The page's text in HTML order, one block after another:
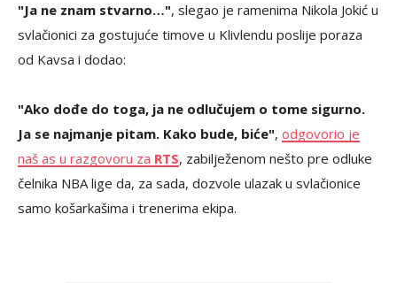
"Ja ne znam stvarno…", slegao je ramenima Nikola Jokić u
svlačionici za gostujuće timove u Klivlendu poslije poraza
od Kavsa i dodao:
"Ako dođe do toga, ja ne odlučujem o tome sigurno.
Ja se najmanje pitam. Kako bude, biće", odgovorio je
naš as u razgovoru za RTS, zabilježenom nešto pre odluke
čelnika NBA lige da, za sada, dozvole ulazak u svlačionice
samo košarkašima i trenerima ekipa.